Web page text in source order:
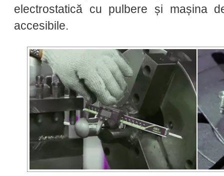
electrostatică cu pulbere și mașina
accesibile.